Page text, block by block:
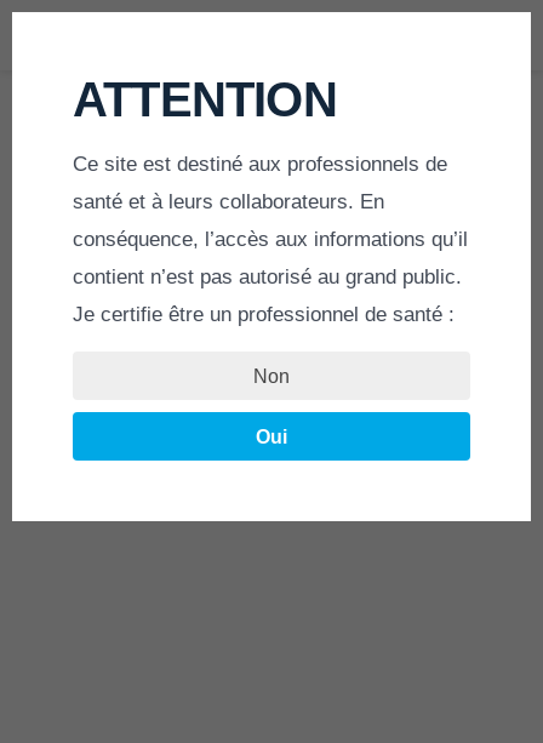
MINI ARTHROSTAB 2.5 / 3.0
MINI ARTHROSTAB
Ø 2.5 mm Ø 3.0 mm
ATTENTION
Ce site est destiné aux professionnels de
santé et à leurs collaborateurs. En
conséquence, l’accès aux informations qu’il
contient n’est pas autorisé au grand public.
Je certifie être un professionnel de santé :
Non
Oui